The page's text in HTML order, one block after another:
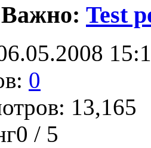
Важно: Test
0
13,165
/ 5